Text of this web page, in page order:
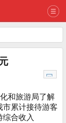
和旅游局了解
市累计接待游客
合收入